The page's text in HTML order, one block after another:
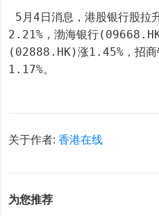
2.21%，渤海银行
(02888.HK)涨1.45%，招
1.17%。
关于作者:香港在线
为您推荐